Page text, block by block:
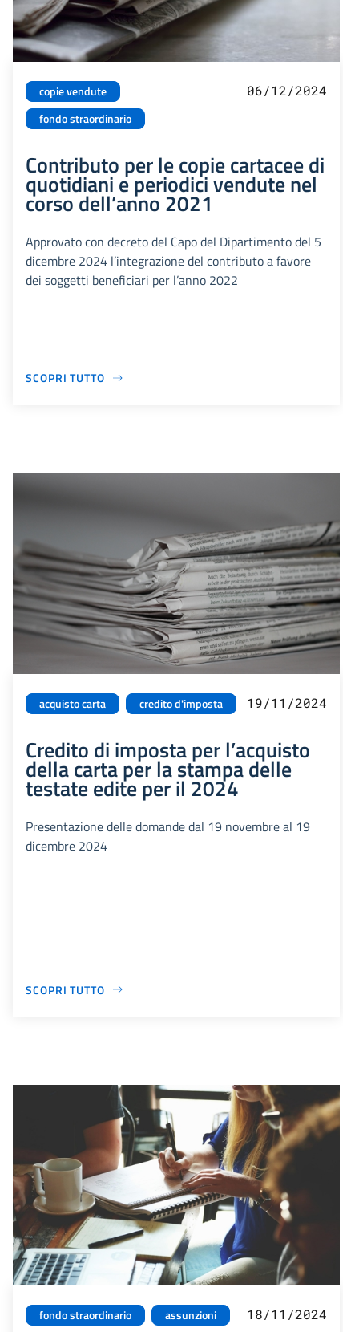
copie vendute
fondo straordinario
06/12/2024
Contributo per le copie cartacee di
quotidiani e periodici vendute nel
corso dell’anno 2021
Approvato con decreto del Capo del Dipartimento del 5
dicembre 2024 l’integrazione del contributo a favore
dei soggetti beneficiari per l’anno 2022
SCOPRI TUTTO
acquisto carta credito d'imposta 19/11/2024
Credito di imposta per l’acquisto
della carta per la stampa delle
testate edite per il 2024
Presentazione delle domande dal 19 novembre al 19
dicembre 2024
SCOPRI TUTTO
fondo straordinario
assunzioni
18/11/2024